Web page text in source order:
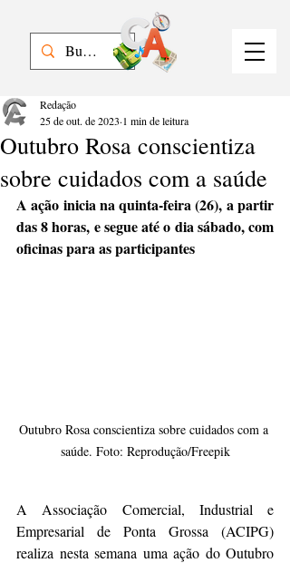
Outubro Rosa conscientiza
sobre cuidados com a saúde
Redação
25 de out. de 2023 1 min de leitura
A ação inicia na quinta-feira (26), a partir
das 8 horas, e segue até o dia sábado, com
oficinas para as participantes
Outubro Rosa conscientiza sobre cuidados com a
saúde. Foto: Reprodução/Freepik
A Associação Comercial, Industrial e
Empresarial de Ponta Grossa (ACIPG)
realiza nesta semana uma ação do Outubro